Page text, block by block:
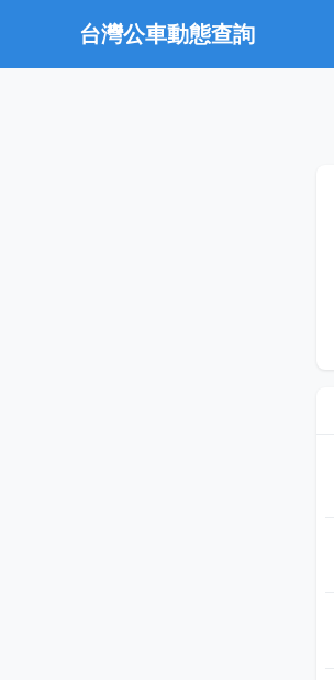
台灣公車動態查詢